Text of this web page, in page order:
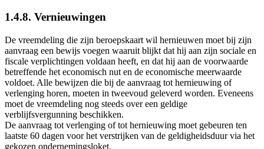
1.4.8. Vernieuwingen
De vreemdeling die zijn beroepskaart wil hernieuwen moet bij zijn
aanvraag een bewijs voegen waaruit blijkt dat hij aan zijn sociale en
fiscale verplichtingen voldaan heeft, en dat hij aan de voorwaarde
betreffende het economisch nut en de economische meerwaarde
voldoet. Alle bewijzen die bij de aanvraag tot hernieuwing of
verlenging horen, moeten in tweevoud geleverd worden. Eveneens
moet de vreemdeling nog steeds over een geldige
verblijfsvergunning beschikken.
De aanvraag tot verlenging of tot hernieuwing moet gebeuren ten
laatste 60 dagen voor het verstrijken van de geldigheidsduur via het
gekozen ondernemingsloket.